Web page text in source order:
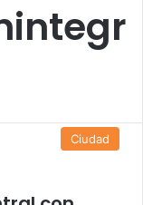
Ciudad